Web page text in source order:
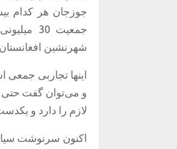
جوزجان هر کدام
جمعیت
شهرنشین افغانستان در 20 سال گذشته بیش از دو برابر افزایش
و می‌توان گفت حتی
لازم را دارد و
اکنون سرنوشت